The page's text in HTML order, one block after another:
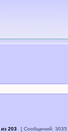
из 203 [ Сообщений: